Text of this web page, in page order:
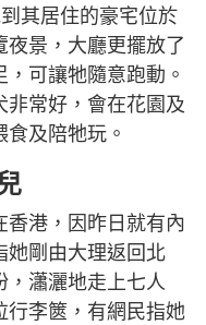
其居住的豪宅位於
景，大廳更擺放了
可讓牠隨意跑動。
非常好，會在花園及
及陪牠玩。
香港，因昨日就有內
她剛由大理返回北
，瀟灑地走上七人
行李篋，有網民指她